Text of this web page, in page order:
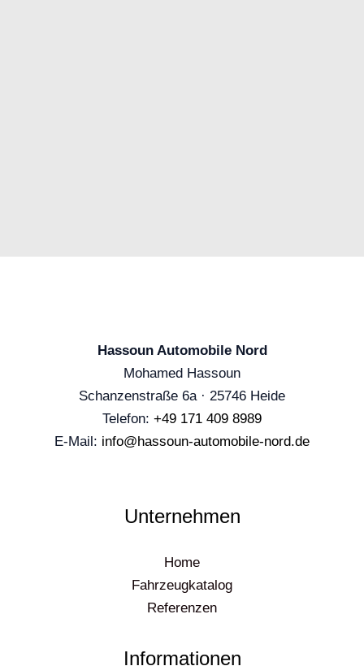
Hassoun Automobile Nord
Mohamed Hassoun
Schanzenstraße 6a · 25746 Heide
Telefon: +49 171 409 8989
E-Mail: info@hassoun-automobile-nord.de
Unternehmen
Home
Fahrzeugkatalog
Referenzen
Informationen